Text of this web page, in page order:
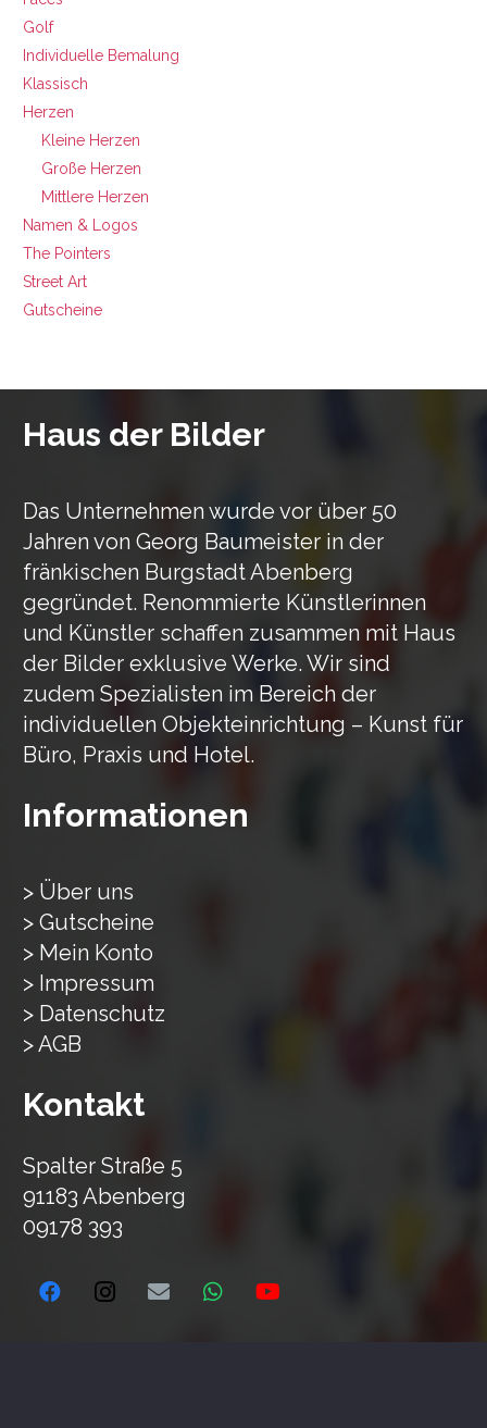
Golf
Individuelle Bemalung
Klassisch
Herzen
Kleine Herzen
Große Herzen
Mittlere Herzen
Namen & Logos
The Pointers
Street Art
Gutscheine
Haus der Bilder
Das Unternehmen wurde vor über 50
Jahren von Georg Baumeister in der
fränkischen Burgstadt Abenberg
gegründet. Renommierte Künstlerinnen
und Künstler schaffen zusammen mit Haus
der Bilder exklusive Werke. Wir sind
zudem Spezialisten im Bereich der
individuellen Objekteinrichtung – Kunst für
Büro, Praxis und Hotel.
Informationen
> Über uns
> Gutscheine
> Mein Konto
> Impressum
> Datenschutz
> AGB
Kontakt
Spalter Straße 5
91183 Abenberg
09178 393